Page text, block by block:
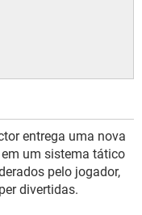
entrega uma nova
um sistema tático
pelo jogador,
divertidas.